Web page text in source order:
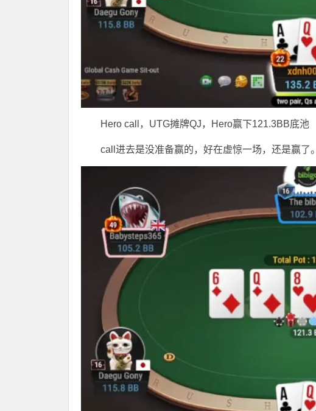
Hero call，UTG摊牌QJ，Hero赢下121.3BB底池
call进去是没准备赢的，好在虚惊一场，还是赢了。